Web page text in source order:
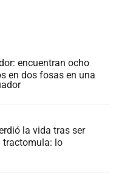
encuentran ocho
en dos fosas en una
la vida tras ser
tractomula: lo